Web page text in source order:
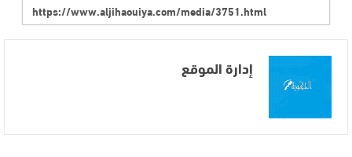
إدارة الموقع